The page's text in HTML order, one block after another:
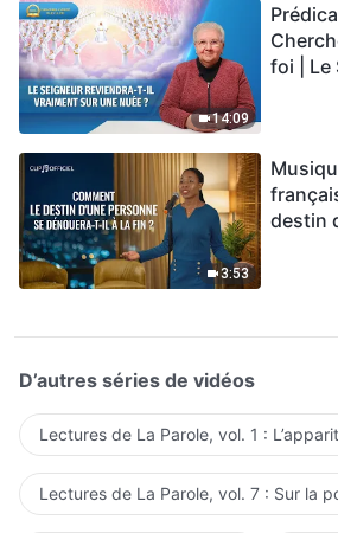
14:09
foi | Le
3:53
destin
D’autres séries de vidéos
Lectures de La Parole, vol. 1 :
Lectures de La Parole, vol. 7 : Sur la